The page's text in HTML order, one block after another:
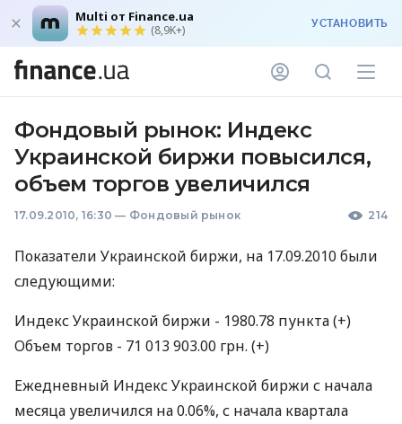
Multi от Finance.ua
(8,9K+) УСТАНОВИТЬ
Фондовый рынок: Индекс
Украинской биржи повысился,
объем торгов увеличился
17.09.2010, 16:30 — Фондовый рынок 214
Показатели Украинской биржи, на 17.09.2010 были
следующими:
Индекс Украинской биржи - 1980.78 пункта (+)
Объем торгов - 71 013 903.00 грн. (+)
Ежедневный Индекс Украинской биржи с начала
месяца увеличился на 0.06%, с начала квартала